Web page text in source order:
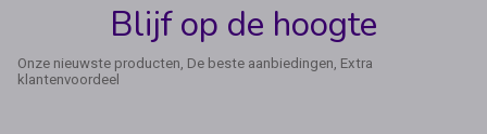
Blijf op de hoogte
Onze nieuwste producten, De beste aanbiedingen, Extra
klantenvoordeel